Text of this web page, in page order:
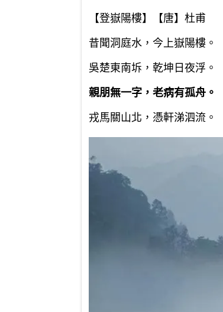
【登嶽陽樓】【唐】杜甫
昔聞洞庭水，今上嶽陽樓。
吳楚東南坼，乾坤日夜浮。
親朋無一字，老病有孤舟。
戎馬關山北，憑軒涕泗流。